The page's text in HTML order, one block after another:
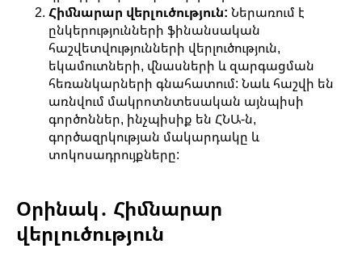
Հիմնարար վերլուծություն: Ներառում է
ընկերությունների ֆինանսական
հաշվետվությունների վերլուծություն,
եկամուտների, վնասների և զարգացման
հեռանկարների գնահատում: Նաև հաշվի են
առնվում մակրոտնտեսական այնպիսի
գործոններ, ինչպիսիք են ՀՆԱ-ն,
գործազրկության մակարդակը և
տոկոսադրույքները:
Օրինակ․ Հիմնարար
վերլուծություն